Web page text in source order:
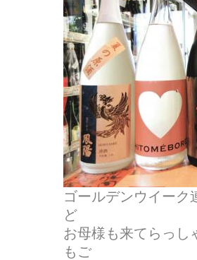
ゴールデンウイー
ど
お母様も来てらっ
もご